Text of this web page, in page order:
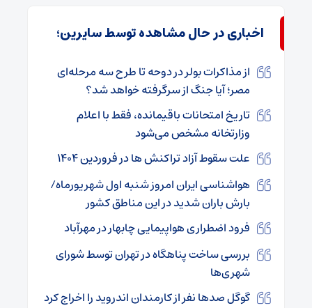
اخباری در حال مشاهده توسط سایرین؛
از مذاکرات بولر در دوحه تا طرح سه مرحله‌ای
مصر؛ آیا جنگ از سرگرفته خواهد شد؟
تاریخ امتحانات باقیمانده، فقط با اعلام
وزارتخانه مشخص می‌شود
علت سقوط آزاد تراکنش ها در فروردین ۱۴۰۴
هواشناسی ایران امروز شنبه اول شهریورماه/
بارش باران شدید در این مناطق کشور
فرود اضطراری هواپیمایی چابهار در مهرآباد
بررسی ساخت پناهگاه در تهران توسط شورای
شهری‌ها
گوگل صدها نفر از کارمندان اندروید را اخراج کرد